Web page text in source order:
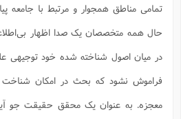
تمامی مناطق همجوار و مرتبط با جامعه
حال همه متخصصان یک صدا اظهار
در میان اصول شناخته شده خود توجیهی
فراموش نشود که بحث در امکان شناخت
معجزه. به عنوان یک محقق حقیقت جو آیا